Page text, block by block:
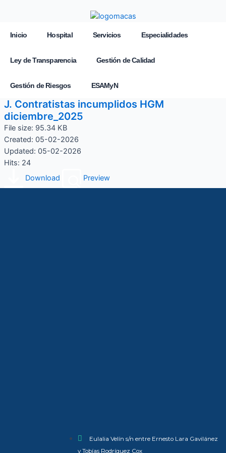
Inicio Hospital Servicios Especialidades
Ley de Transparencia Gestión de Calidad
Gestión de Riesgos ESAMyN
J. Contratistas incumplidos HGM
diciembre_2025
File size: 95.34 KB
Created: 05-02-2026
Updated: 05-02-2026
Hits: 24
Download
Preview
Eulalia Velín s/n entre Ernesto Lara Gavilánez
y Tobías Rodríguez Cox